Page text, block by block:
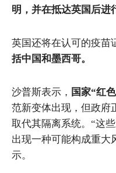
明，并在抵达英国后进
英国还将在认可的疫苗
括中国和墨西哥。
沙普斯表示， 国家“红
范新变体出现，但政府
取代其隔离系统。“这
出现一种可能构成重大
示。